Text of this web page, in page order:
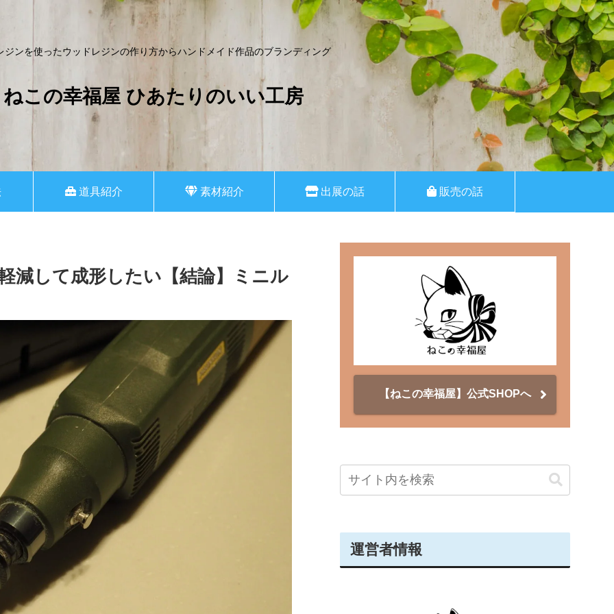
ジンを使ったウッドレジンの作り方からハンドメイド作品のブランディング
ねこの幸福屋 ひあたりのいい工房
道具紹介 素材紹介 出展の話 販売の話
減して成形したい【結論】ミニル
【ねこの幸福屋】公式SHOPへ
運営者情報